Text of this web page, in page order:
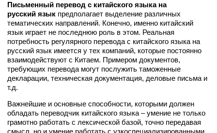
Письменный перевод с китайского языка на
русский язык предполагает выделение различных
тематических направлений. Конечно, именно китайский
язык играет не последнюю роль в этом. Реальная
потребность регулярного перевода с китайского языка на
русский язык имеется у тех компаний, которые постоянно
взаимодействуют с Китаем. Примером документов,
требующих перевода могут послужить таможенные
декларации, техническая документация, деловые письма и
т.д.
Важнейшие и основные способности, которыми должен
обладать переводчик китайского языка – умение не только
грамотно работать с лексической базой, точно передавая
смысл, но и умение работать с узкоспециализированными